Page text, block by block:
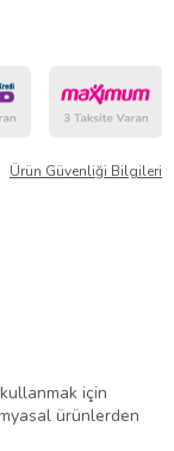
Ürün Güvenliği Bilgileri
kullanmak için
ürünlerden